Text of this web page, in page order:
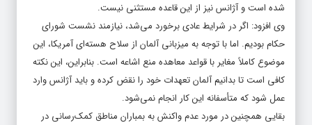
شده است و آژانس نیز از این قاعده مستثنی نیست.
وی افزود: اگر در شرایط عادی برخورد می‌شد، نیازمند نشست شورای
حکام بودیم. اما با توجه به میزبانی آلمان از سلاح هسته‌ای آمریکا، این
موضوع کاملاً مغایر با قواعد معاهده منع اشاعه است. بنابراین، این نکته
کافی است تا بدانیم آلمان تعهدات خود را نقض کرده و باید آژانس وارد
عمل شود که متأسفانه این کار انجام نمی‌شود.
بقایی همچنین در مورد عدم واکنش به بمباران مناطق کمک‌رسانی در